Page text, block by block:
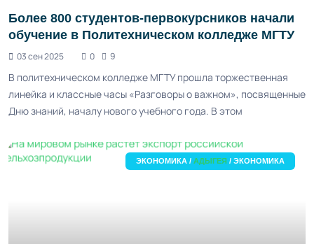
Более 800 студентов-первокурсников начали
обучение в Политехническом колледже МГТУ
03 сен 2025 0 9
В политехническом колледже МГТУ прошла торжественная
линейка и классные часы «Разговоры о важном», посвященные
Дню знаний, началу нового учебного года. В этом
ЭКОНОМИКА / АДЫГЕЯ / ЭКОНОМИКА